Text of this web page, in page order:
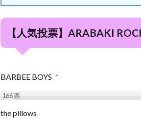
HANAGASA
BAN-
HASEKURA
× 東北ライ
作戦STAGE
【人気投票】ARABAKI
BARBEE BOYS *
166票
the pillows